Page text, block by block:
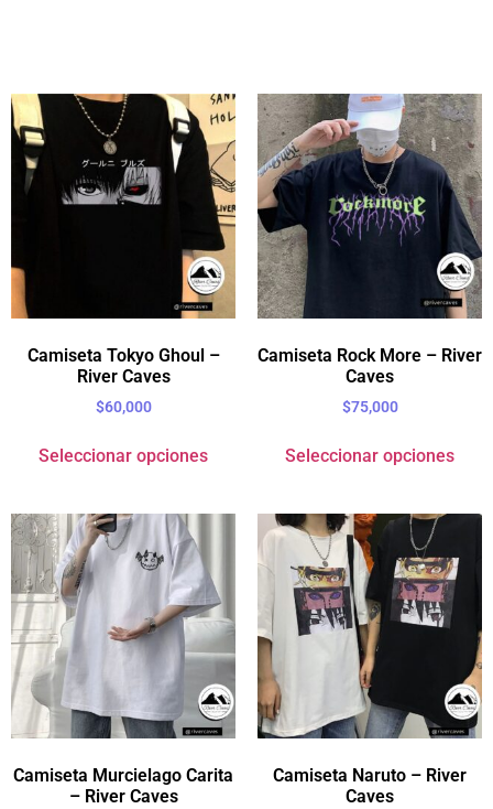
Camiseta Tokyo Ghoul –
River Caves
$60,000
Seleccionar opciones
Camiseta Rock More – River
Caves
$75,000
Seleccionar opciones
Camiseta Murcielago Carita
– River Caves
Camiseta Naruto – River
Caves